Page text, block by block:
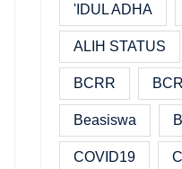
'IDUL ADHA
ALIH STATUS
BCRR
Beasiswa
COVID19